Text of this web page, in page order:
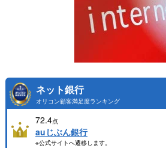
ネット銀行
オリコン顧客満足度ランキング
72.4点
auじぶん銀行
※公式サイトへ遷移します。